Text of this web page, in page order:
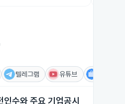
텔레그램 유튜브
수와 주요 기업공시